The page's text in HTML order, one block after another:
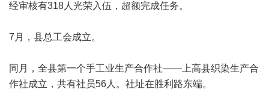
经审核有318人光荣入伍，超额完成任务。
7月，县总工会成立。
同月，全县第一个手工业生产合作社——上高县织染生产合
作社成立，共有社员56人。社址在胜利路东端。